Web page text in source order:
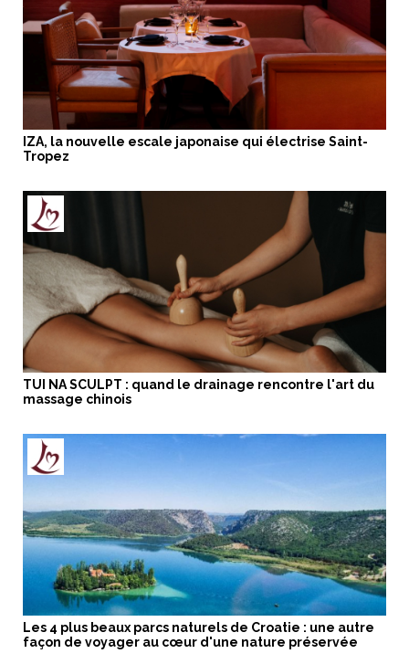
IZA, la nouvelle escale japonaise qui électrise Saint-
Tropez
TUI NA SCULPT : quand le drainage rencontre l'art du
massage chinois
Les 4 plus beaux parcs naturels de Croatie : une autre
façon de voyager au cœur d'une nature préservée